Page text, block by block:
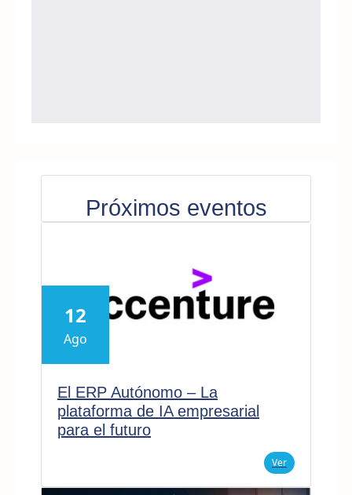
Próximos eventos
12
Ago
El ERP Autónomo – La
plataforma de IA empresarial
para el futuro
Ver